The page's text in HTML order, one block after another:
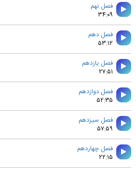
فصل پنجم
۴۹:۵۱
فصل ششم
۳۰:۲۲
فصل هفتم
۴۳:۰۳
فصل هشتم
۳۲:۱۸
فصل نهم
۳۴:۰۹
فصل دهم
۵۳:۱۲